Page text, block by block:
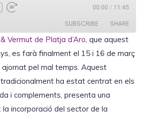
00:00 / 11:45
SUBSCRIBE SHARE
Vermut de Platja d’Aro, que aquest
es farà finalment el 15 i 16 de març
ajornat pel mal temps. Aquest
ha estat centrat en els
i complements, presenta una
incorporació del sector de la